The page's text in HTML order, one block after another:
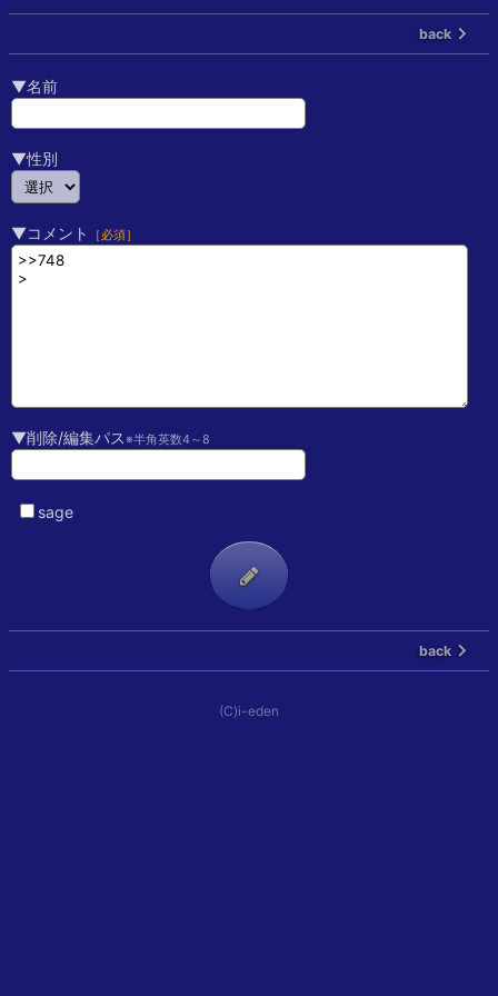
back
▼名前
▼性別
▼コメント ［必須］
▼削除/編集パス※半角英数4～8
sage
back
(C)i-eden